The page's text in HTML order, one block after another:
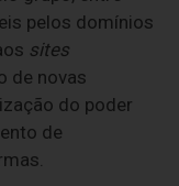
pelos domínios
sites
de novas
do poder
de